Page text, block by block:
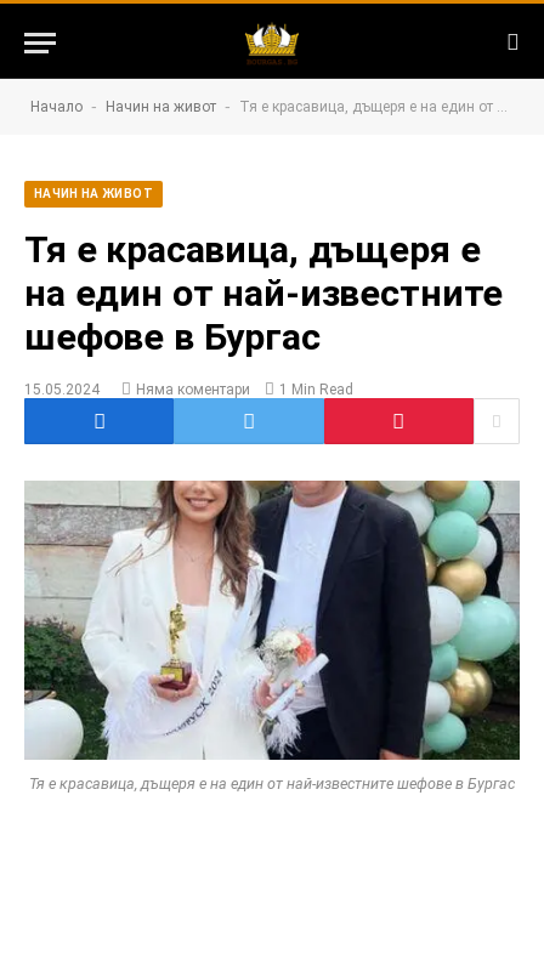
Начало - Начин на живот - Тя е красавица, дъщеря е на един от най-известните шефове в Бургас
НАЧИН НА ЖИВОТ
Тя е красавица, дъщеря е
на един от най-известните
шефове в Бургас
15.05.2024 Няма коментари 1 Min Read
Тя е красавица, дъщеря е на един от най-известните шефове в Бургас